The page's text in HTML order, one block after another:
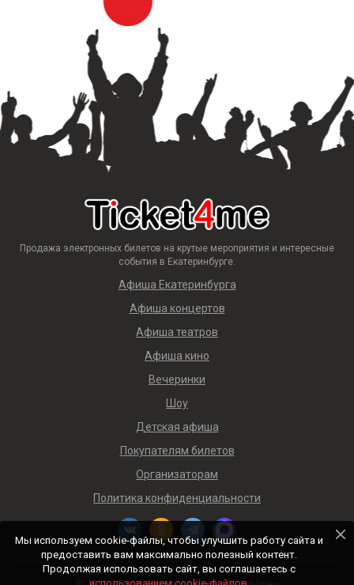
Продажа электронных билетов на крутые мероприятия и интересные
события в Екатеринбурге.
Афиша Екатеринбурга
Афиша концертов
Афиша театров
Афиша кино
Вечеринки
Шоу
Детская афиша
Покупателям билетов
Организаторам
Политика конфиденциальности
Мы используем cookie-файлы, чтобы улучшить работу сайта и
предоставить вам максимально полезный контент.
Продолжая использовать сайт, вы соглашаетесь с